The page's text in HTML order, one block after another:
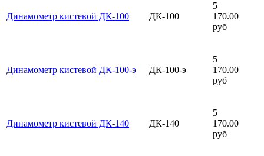
Динамометр кистевой ДК-100 ДК-100
5
170.00
руб
Динамометр кистевой ДК-100-э ДК-100-э
5
170.00
руб
Динамометр кистевой ДК-140 ДК-140
5
170.00
руб